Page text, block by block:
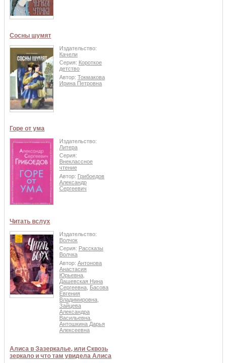
Сосны шумят
Издательство:
Качели
Серия: Короткое
детство
Автор: Токмакова
Ирина Петровна
Горе от ума
Издательство:
Литера
Серия:
Внеклассное
чтение
Автор: Грибоедов
Александр
Сергеевич
Читать вслух
Издательство:
Волчок
Серия: Рассказы
Волчка
Автор: Антонова
Анастасия
Юрьевна
Дашевская Нина
Сергеевна Басова
Евгения
Владимировна
Зайцева
Александра
Васильевна
Антошкина Дарья
Алексеевна
Алиса в Зазеркалье, или Сквозь
зеркало и что там увидела Алиса